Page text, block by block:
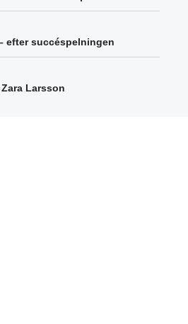
efter succéspelningen
Larsson